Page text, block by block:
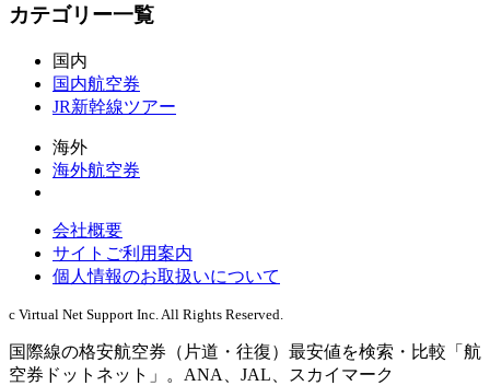
カテゴリー一覧
国内
国内航空券
JR新幹線ツアー
海外
海外航空券
会社概要
サイトご利用案内
個人情報のお取扱いについて
c Virtual Net Support Inc. All Rights Reserved.
国際線の格安航空券（片道・往復）最安値を検索・比較「航
空券ドットネット」。ANA、JAL、スカイマーク